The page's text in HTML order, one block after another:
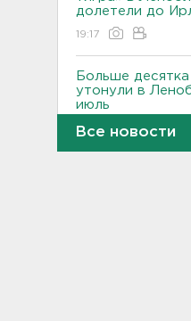
долетели до
19:17
Больше
утонули в
июль
18:58
Все новости